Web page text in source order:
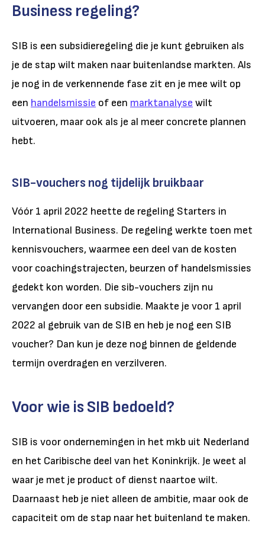
Business regeling?
SIB is een subsidieregeling die je kunt gebruiken als
je de stap wilt maken naar buitenlandse markten. Als
je nog in de verkennende fase zit en je mee wilt op
een handelsmissie of een marktanalyse wilt
uitvoeren, maar ook als je al meer concrete plannen
hebt.
SIB-vouchers nog tijdelijk bruikbaar
Vóór 1 april 2022 heette de regeling Starters in
International Business. De regeling werkte toen met
kennisvouchers, waarmee een deel van de kosten
voor coachingstrajecten, beurzen of handelsmissies
gedekt kon worden. Die sib-vouchers zijn nu
vervangen door een subsidie. Maakte je voor 1 april
2022 al gebruik van de SIB en heb je nog een SIB
voucher? Dan kun je deze nog binnen de geldende
termijn overdragen en verzilveren.
Voor wie is SIB bedoeld?
SIB is voor ondernemingen in het mkb uit Nederland
en het Caribische deel van het Koninkrijk. Je weet al
waar je met je product of dienst naartoe wilt.
Daarnaast heb je niet alleen de ambitie, maar ook de
capaciteit om de stap naar het buitenland te maken.